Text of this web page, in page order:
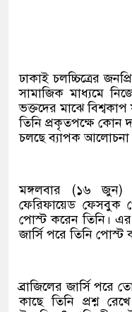
ঢাকাই চলচ্চিত্রের
সামাজিক মাধ্যমে
ভক্তদের মাঝে
তিনি প্রকৃতপক্ষে কোন
চলছে ব্যাপক
মঙ্গলবার (১৬ জুন)
ফেরিফায়েড ফেসবুক
পোস্ট করেন তিনি।
জার্সি পরে তিনি পোস্ট
ব্রাজিলের জার্সি পরে
কাছে তিনি প্রশ্ন